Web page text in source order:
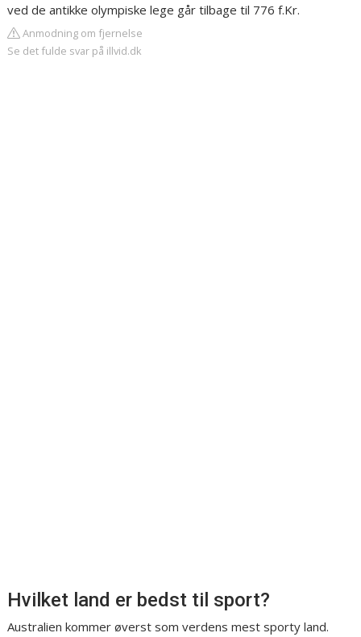
ved de antikke olympiske lege går tilbage til 776 f.Kr.
Anmodning om fjernelse
Se det fulde svar på illvid.dk
Hvilket land er bedst til sport?
Australien kommer øverst som verdens mest sporty land.